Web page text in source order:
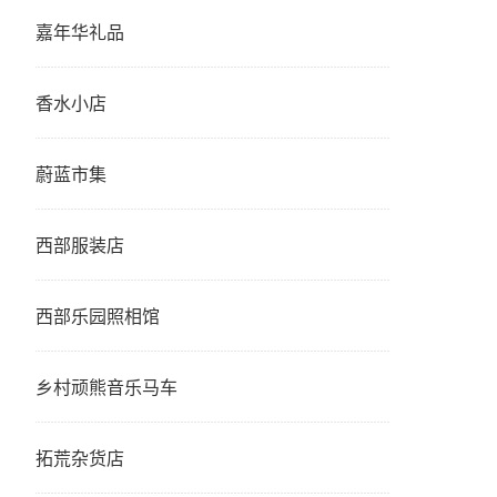
嘉年华礼品
香水小店
蔚蓝市集
西部服装店
西部乐园照相馆
乡村顽熊音乐马车
拓荒杂货店